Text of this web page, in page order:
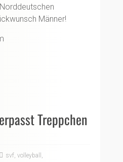
Männer!
Treppchen
svf, volleyball